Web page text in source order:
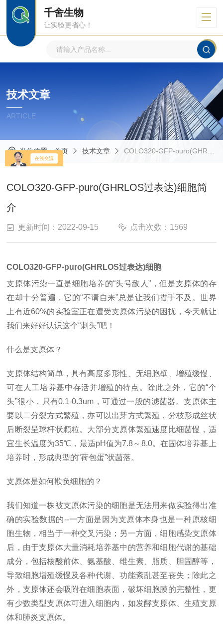
千舍生物
让实验更省心！
技术文章
ARTICLE
当前位置：首页 技术文章 COLO320-GFP-puro(GHRLOS过表达)细胞简介
COLO320-GFP-puro(GHRLOS过表达)细胞简
介
更新时间：2022-09-15 点击次数：1569
COLO320-GFP-puro(GHRLOS过表达)细胞
支原体污染一直是细胞培养的“头号敌人”，但是支原体的存
在却十分普遍，它的“不请自来”总是让我们措手不及。世界
上有近60%的实验室正在遭受支原体污染的困扰，今天就让
我们来好好认识这个“刺头”吧！
什么是支原体？
支原体结构简单，具有高度多形性、无细胞壁、增殖缓慢、
可在人工培养基中存活并增殖的特点。除此之外，它的“个
头”很小，只有0.1-0.3um，可通过一般的滤菌器。支原体主
要以二分裂方式繁殖，亦可以出芽方式繁殖，分枝形成丝状
后断裂呈球杆状颗粒。大部分支原体繁殖速度比细菌慢，适
宜生长温度为35℃，最适pH值为7.8～8.0。在固体培养基上
培养时，形成典型的“荷包蛋”状菌落。
支原体是如何欺负细胞的？
我们知道一株被支原体污染的细胞是无法用来做实验得出准
确的实验数据的--一方面是因为支原体本身也是一种原核细
胞生物，相当于一种交叉污染；另一方面，细胞感染支原体
后，由于支原体大量消耗培养基中的营养和细胞代谢的基础
成分，包括核酸前体、氨基酸、维生素、脂质、胆固醇等，
导致细胞增殖缓慢及各种代谢、功能紊乱甚至丧失；除此之
外，支原体还会吸附在细胞表面，破坏细胞膜的完整性，更
有少数类型支原体可进入细胞内，如发酵支原体、生殖支原
体和肺炎支原体。